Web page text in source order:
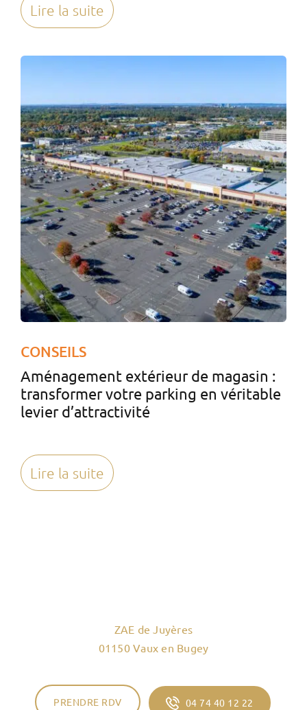
Lire la suite
CONSEILS
Aménagement extérieur de magasin :
transformer votre parking en véritable
levier d’attractivité
Lire la suite
ZAE de Juyères
01150 Vaux en Bugey
PRENDRE RDV 04 74 40 12 22